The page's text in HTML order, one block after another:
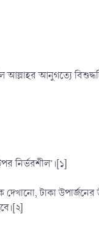
আল্লাহর আনুগত্যে
নির্ভরশীল’।[১]
দেখানো, টাকা